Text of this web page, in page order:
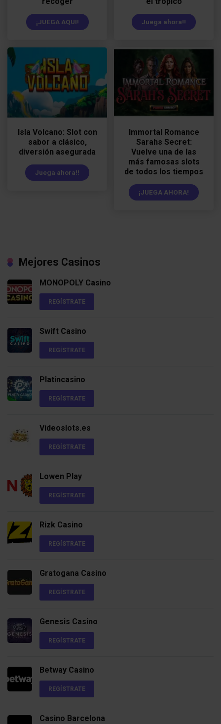
¡JUEGA AQUI! Juega ahora!!
Isla Volcano: Slot con
sabor a clásico,
diversión asegurada
Juega ahora!!
Immortal Romance
Sarahs Secret:
Vuelve una de las
más famosas slots
de todos los tiempos
¡JUEGA AHORA!
Mejores Casinos
MONOPOLY Casino
REGÍSTRATE
Swift Casino
REGÍSTRATE
Platincasino
REGÍSTRATE
Videoslots.es
REGÍSTRATE
Lowen Play
REGÍSTRATE
Rizk Casino
REGÍSTRATE
Gratogana Casino
REGÍSTRATE
Genesis Casino
REGÍSTRATE
Betway Casino
REGÍSTRATE
Casino Barcelona